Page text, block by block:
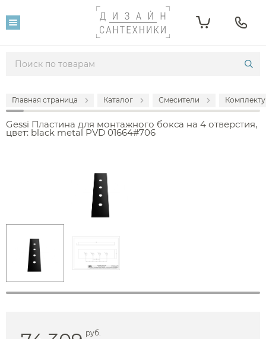
Главная страница Каталог Смесители
Gessi Пластина для монтажного бокса на 4 отверстия,
цвет: black metal PVD 01664#706
руб.